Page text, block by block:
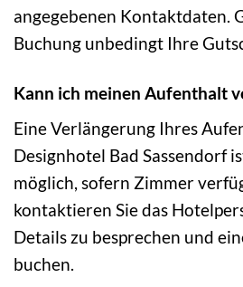
angegebenen Kontaktdaten.
Buchung unbedingt Ihre
Kann ich meinen Aufenthalt
Eine Verlängerung Ihres
Designhotel Bad Sassendorf
möglich, sofern Zimmer
kontaktieren Sie das
Details zu besprechen und
buchen.